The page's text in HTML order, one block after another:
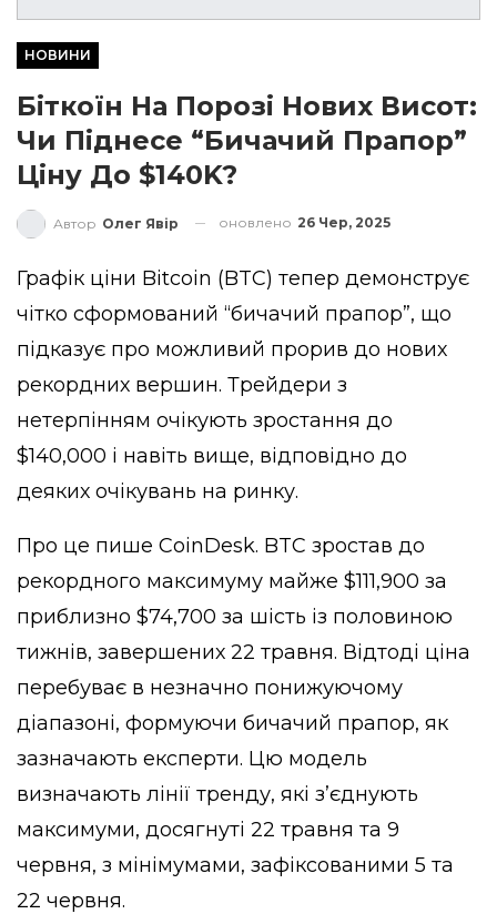
НОВИНИ
Біткоїн На Порозі Нових Висот:
Чи Піднесе “бичачий Прапор”
Ціну До $140K?
Автор Олег Явір оновлено 26 Чер, 2025
Графік ціни Bitcoin (BTC) тепер демонструє
чітко сформований “бичачий прапор”, що
підказує про можливий прорив до нових
рекордних вершин. Трейдери з
нетерпінням очікують зростання до
$140,000 і навіть вище, відповідно до
деяких очікувань на ринку.
Про це пише CoinDesk. BTC зростав до
рекордного максимуму майже $111,900 за
приблизно $74,700 за шість із половиною
тижнів, завершених 22 травня. Відтоді ціна
перебуває в незначно понижуючому
діапазоні, формуючи бичачий прапор, як
зазначають експерти. Цю модель
визначають лінії тренду, які з’єднують
максимуми, досягнуті 22 травня та 9
червня, з мінімумами, зафіксованими 5 та
22 червня.